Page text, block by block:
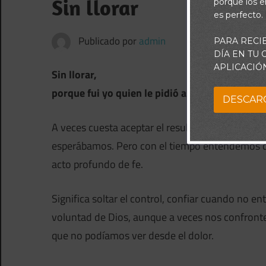
Sin llorar
Publicado por admin
Sin llorar,
porque fui yo quien le pidió a Dios que se
A veces cuesta aceptar el resultado de una
esperábamos. Pero con el tiempo entendemos
acto profundo de fe.
Significa soltar el control, confiar cuando no
voluntad de Dios, aunque a veces nos
que no podíamos ver desde el dolor.
es perfecto.
PARA
DÍA EN TU